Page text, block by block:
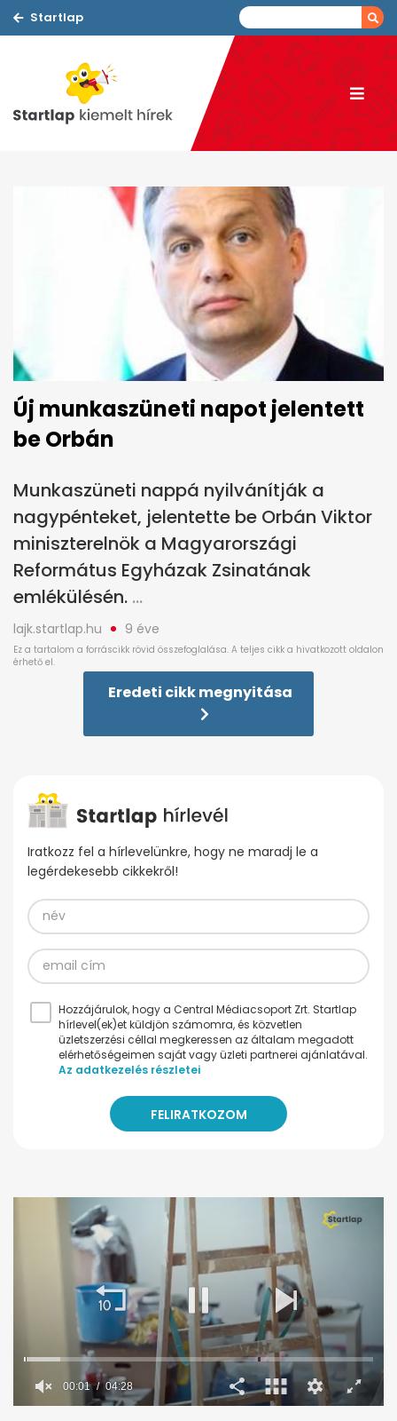
Startlap
Új munkaszüneti napot jelentett
be Orbán
Munkaszüneti nappá nyilvánítják a
nagypénteket, jelentette be Orbán Viktor
miniszterelnök a Magyarországi
Református Egyházak Zsinatának
emlékülésén.
lajk.startlap.hu 9 éve
Eredeti cikk megnyitása
Iratkozz fel a hírlevelünkre, hogy ne maradj le a
legérdekesebb cikkekről!
Hozzájárulok, hogy a Central Médiacsoport Zrt. Startlap
hírlevel(ek)et küldjön számomra, és közvetlen
üzletszerzési céllal megkeressen az általam megadott
elérhetőségeimen saját vagy üzleti partnerei ajánlatával.
Az adatkezelés részletei